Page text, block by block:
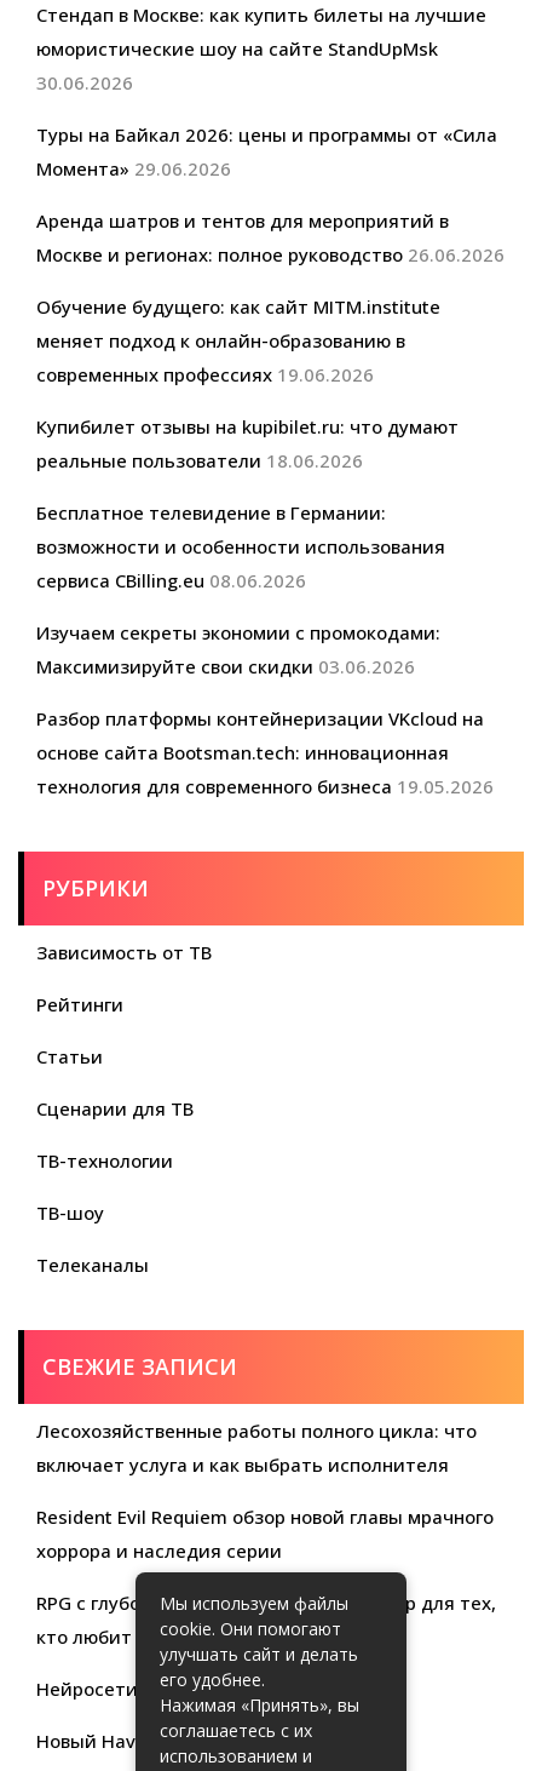
Стендап в Москве: как купить билеты на лучшие
юмористические шоу на сайте StandUpMsk
30.06.2026
Туры на Байкал 2026: цены и программы от «Сила
Момента» 29.06.2026
Аренда шатров и тентов для мероприятий в
Москве и регионах: полное руководство 26.06.2026
Обучение будущего: как сайт MITM.institute
меняет подход к онлайн-образованию в
современных профессиях 19.06.2026
Купибилет отзывы на kupibilet.ru: что думают
реальные пользователи 18.06.2026
Бесплатное телевидение в Германии:
возможности и особенности использования
сервиса CBilling.eu 08.06.2026
Изучаем секреты экономии с промокодами:
Максимизируйте свои скидки 03.06.2026
Разбор платформы контейнеризации VKcloud на
основе сайта Bootsman.tech: инновационная
технология для современного бизнеса 19.05.2026
РУБРИКИ
Зависимость от ТВ
Рейтинги
Статьи
Сценарии для ТВ
ТВ-технологии
ТВ-шоу
Телеканалы
СВЕЖИЕ ЗАПИСИ
Лесохозяйственные работы полного цикла: что
включает услуга и как выбрать исполнителя
Resident Evil Requiem обзор новой главы мрачного
хоррора и наследия серии
RPG с глубокой кастомизацией обзор игр для тех,
кто любит свободу выбора
Нейросети для продуктивности
Новый Haval Jolion: обзор современного
Мы используем файлы
cookie. Они помогают
улучшать сайт и делать
его удобнее.
Нажимая «Принять», вы
соглашаетесь с их
использованием и